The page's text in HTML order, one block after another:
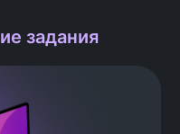
задания